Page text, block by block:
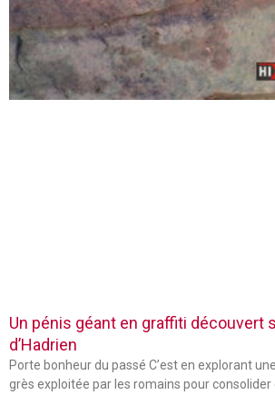
Un pénis géant en graffiti découvert
d’Hadrien
Porte bonheur du passé C’est en explorant
grès exploitée par les romains pour